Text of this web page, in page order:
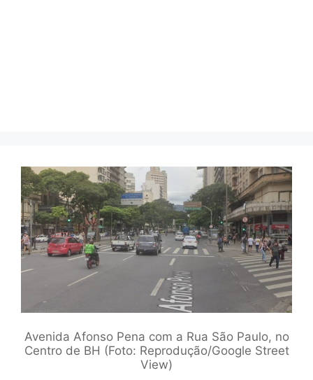
Avenida Afonso Pena com a Rua São Paulo, no
Centro de BH (Foto: Reprodução/Google Street
View)